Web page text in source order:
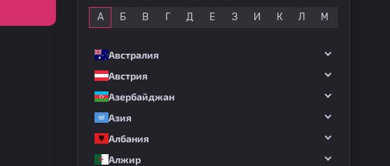
А Б В Г Д Е З И К Л М
Австралия
Австрия
Азербайджан
Азия
Албания
Алжир